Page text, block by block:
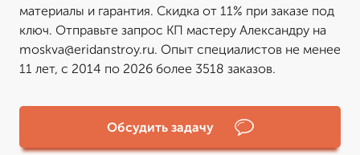
материалы и гарантия. Скидка от 11% при заказе под
ключ. Отправьте запрос КП мастеру Александру на
moskva@eridanstroy.ru. Опыт специалистов не менее
11 лет, с 2014 по 2026 более 3518 заказов.
Обсудить задачу